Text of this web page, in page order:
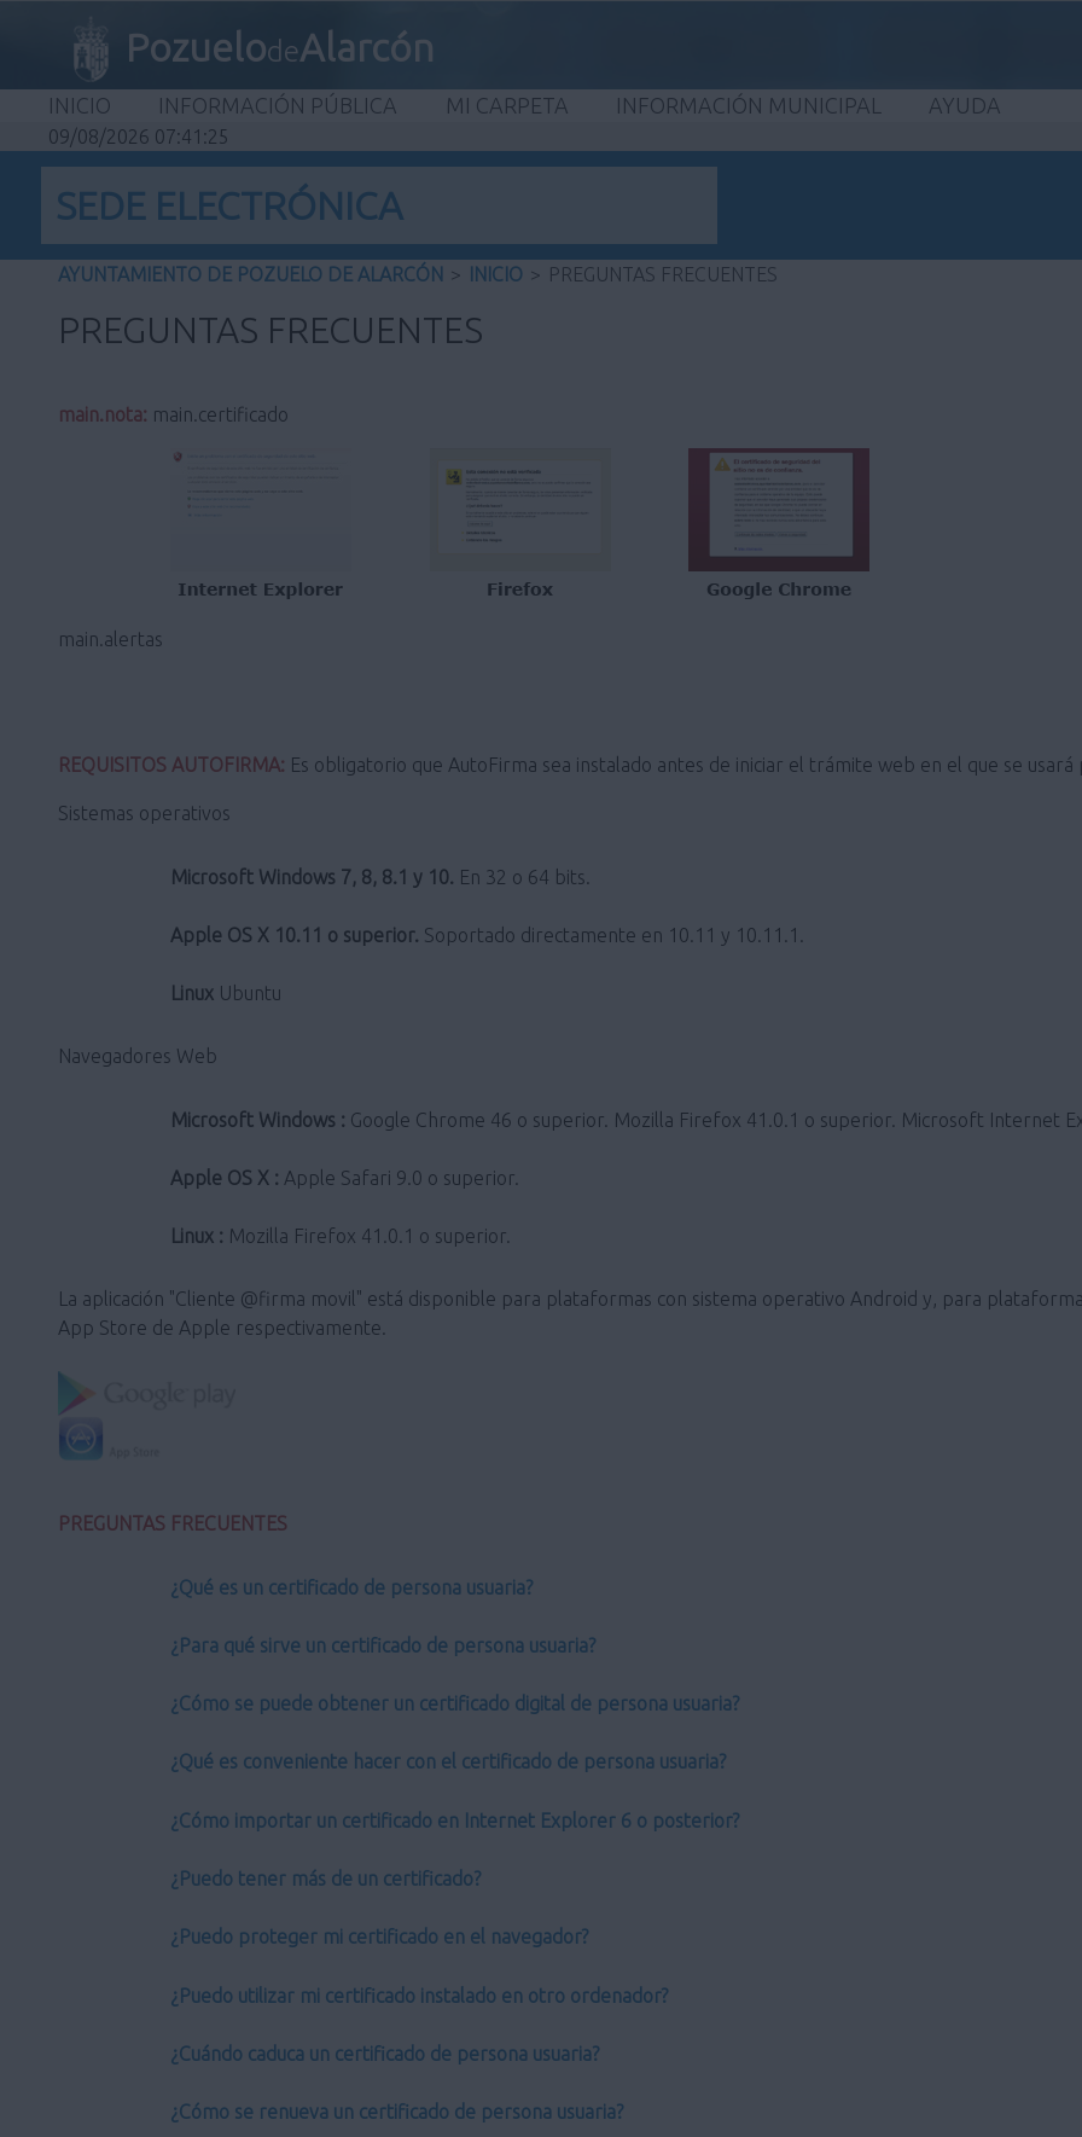
PozuelodeAlarcón
INICIO INFORMACIÓN PÚBLICA MI CARPETA INFORMACIÓN MUNICIPAL AYUDA
09/08/2026 07:41:26
SEDE ELECTRÓNICA
AYUNTAMIENTO DE POZUELO DE ALARCÓN > INICIO > PREGUNTAS FRECUENTES
PREGUNTAS FRECUENTES
main.nota: main.certificado
main.alertas
REQUISITOS AUTOFIRMA: Es obligatorio que AutoFirma sea instalado antes de iniciar el trámite web en el que se
Sistemas operativos
Microsoft Windows 7, 8, 8.1 y 10. En 32 o 64 bits.
Apple OS X 10.11 o superior. Soportado directamente en 10.11 y 10.11.1.
LinuxUbuntu
Navegadores Web
Microsoft Windows : Google Chrome 46 o superior. Mozilla Firefox 41.0.1 o superior. Microsoft Internet
Apple OS X : Apple Safari 9.0 o superior.
Linux : Mozilla Firefox 41.0.1 o superior.
La aplicación "Cliente @firma movil" está disponible para plataformas con sistema operativo Android y, para
App Store de Apple respectivamente.
PREGUNTAS FRECUENTES
¿Qué es un certificado de persona usuaria?
¿Para qué sirve un certificado de persona usuaria?
¿Cómo se puede obtener un certificado digital de persona usuaria?
¿Qué es conveniente hacer con el certificado de persona usuaria?
¿Cómo importar un certificado en Internet Explorer 6 o posterior?
¿Puedo tener más de un certificado?
¿Puedo proteger mi certificado en el navegador?
¿Puedo utilizar mi certificado instalado en otro ordenador?
¿Cuándo caduca un certificado de persona usuaria?
¿Cómo se renueva un certificado de persona usuaria?